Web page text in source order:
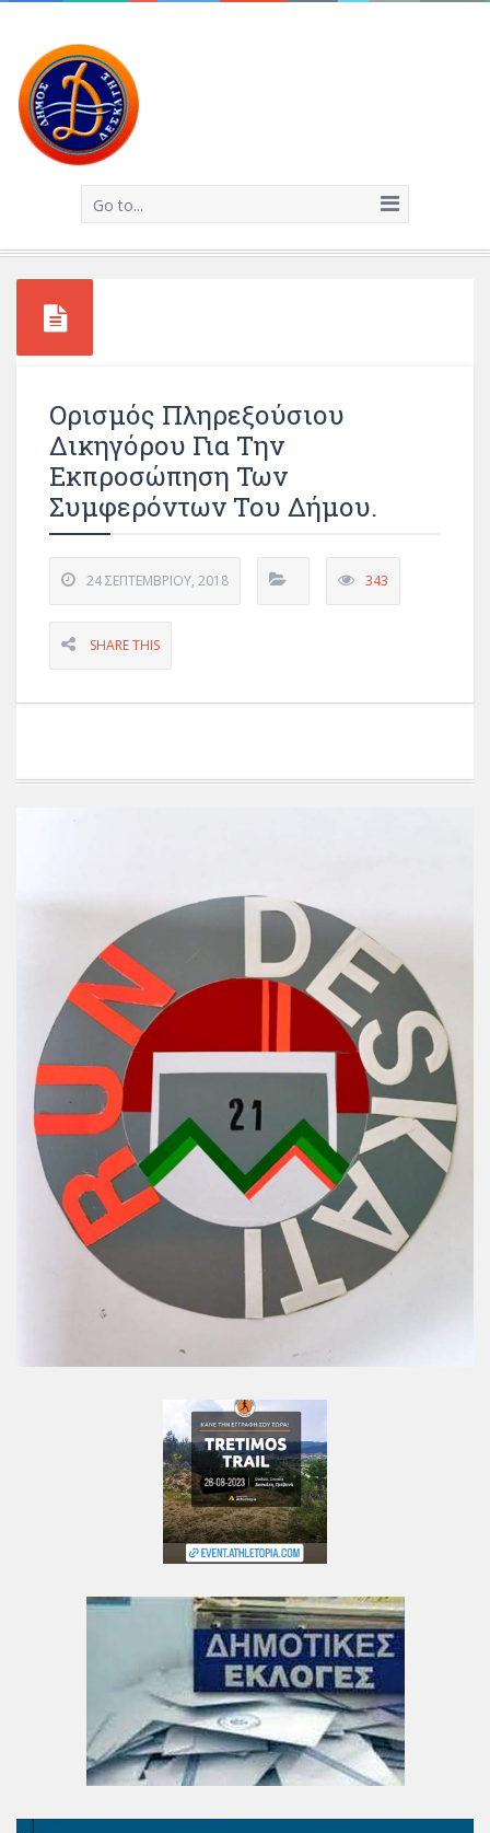
Go to...
Ορισμός Πληρεξούσιου
Δικηγόρου Για Την
Εκπροσώπηση Των
Συμφερόντων Του Δήμου.
24 ΣΕΠΤΕΜΒΡΊΟΥ, 2018 343
SHARE THIS